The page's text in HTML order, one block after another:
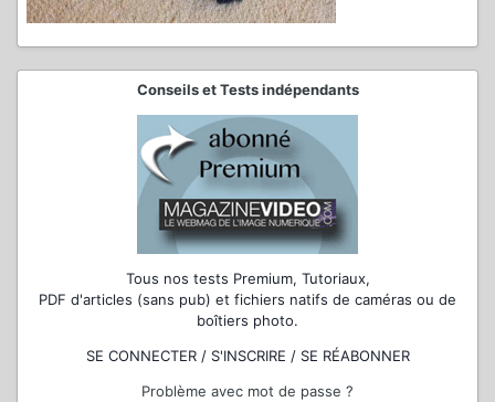
Conseils et Tests indépendants
Tous nos tests Premium, Tutoriaux,
PDF d'articles (sans pub) et fichiers natifs de caméras ou de
boîtiers photo.
SE CONNECTER / S'INSCRIRE / SE RÉABONNER
Problème avec mot de passe ?